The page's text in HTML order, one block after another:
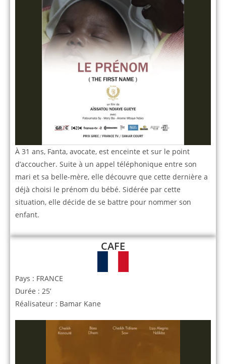
À 31 ans, Fanta, avocate, est enceinte et sur le point
d’accoucher. Suite à un appel téléphonique entre son
mari et sa belle-mère, elle découvre que cette dernière a
déjà choisi le prénom du bébé. Sidérée par cette
situation, elle décide de se battre pour nommer son
enfant.
CAFE
Pays : FRANCE
Durée : 25’
Réalisateur : Bamar Kane